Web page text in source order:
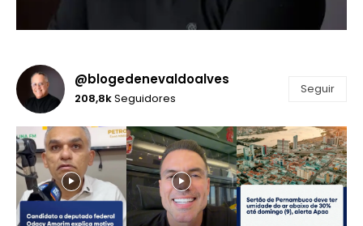
@blogedenevaldoalves
208,8kSeguidores
Seguir